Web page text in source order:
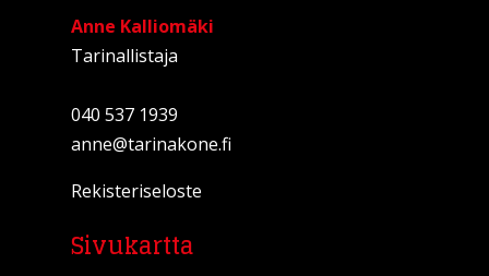
Anne Kalliomäki
Tarinallistaja
040 537 1939
anne@tarinakone.fi
Rekisteriseloste
Sivukartta